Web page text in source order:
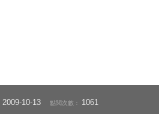
2009-10-13 點閱次數： 1061